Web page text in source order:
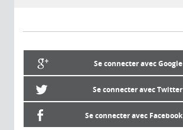
Se connecter avec Google
Se connecter avec Twitter
Se connecter avec Facebook